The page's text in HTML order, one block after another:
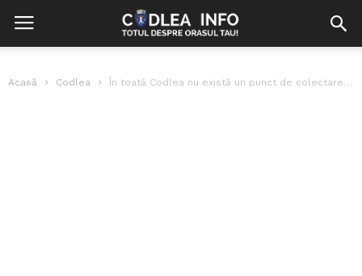
Acasă Codlea În toată Codlea nu există un punct de colectare selectivă a deșeurilor